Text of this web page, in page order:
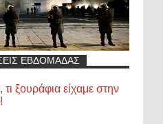
ΕΒΔΟΜΑΔΑΣ
ξουράφια είχαμε στην